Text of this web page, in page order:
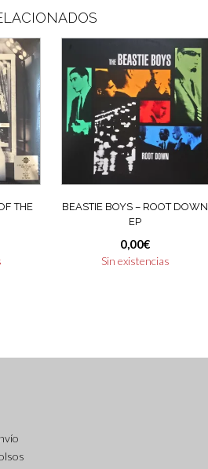
THE
BEASTIE BOYS ‎– ROOT DOWN
EP
0,00€
Sin existencias